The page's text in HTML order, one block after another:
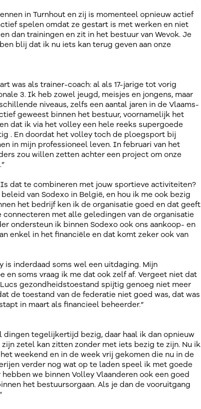
in Turnhout en zij is momenteel opnieuw actief
spelen omdat ze gestart is met werken en niet
dan trainingen en zit in het bestuur van Wevok. Je
blij dat ik nu iets kan terug geven aan onze
was als trainer-coach: al als 17-jarige tot vorig
3. Ik heb zowel jeugd, meisjes en jongens, maar
niveaus, zelfs een aantal jaren in de Vlaams-
geweest binnen het bestuur, voornamelijk het
dat ik via het volley een hele reeks supergoede
. En doordat het volley toch de ploegsport bij
in mijn professioneel leven. In februari van het
zou willen zetten achter een project om onze
dat te combineren met jouw sportieve activiteiten?
van Sodexo in België, en hou ik me ook bezig
het bedrijf ken ik de organisatie goed en dat geeft
met alle geledingen van de organisatie
ondersteun ik binnen Sodexo ook ons aankoop- en
enkel in het financiële en dat komt zeker ook van
inderdaad soms wel een uitdaging. Mijn
soms vraag ik me dat ook zelf af. Vergeet niet dat
gezondheidstoestand spijtig genoeg niet meer
de toestand van de federatie niet goed was, dat was
in maart als financieel beheerder.”
tegelijkertijd bezig, daar haal ik dan opnieuw
zetel kan zitten zonder met iets bezig te zijn. Nu ik
weekend en in de week vrij gekomen die nu in de
verder nog wat op te laden speel ik met goede
we binnen Volley Vlaanderen ook een goed
het bestuursorgaan. Als je dan de vooruitgang